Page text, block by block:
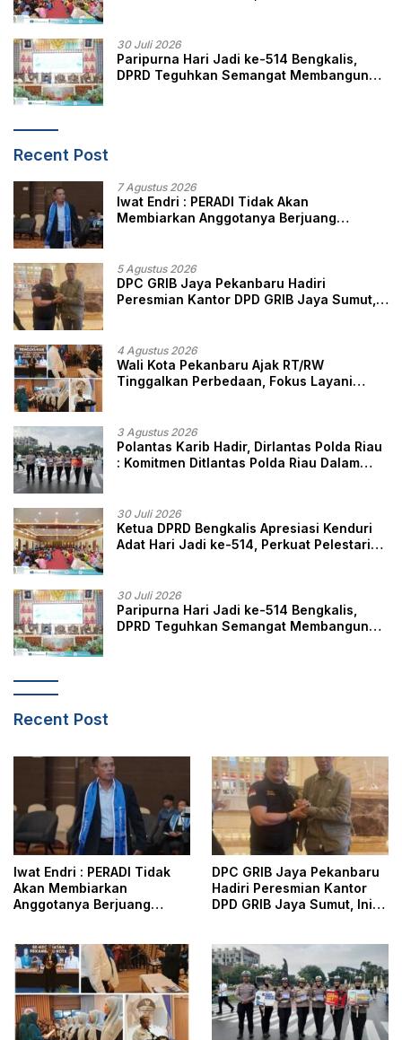
30 Juli 2026
Paripurna Hari Jadi ke-514 Bengkalis,
DPRD Teguhkan Semangat Membangun
Recent Post
7 Agustus 2026
Iwat Endri : PERADI Tidak Akan
Membiarkan Anggotanya Berjuang
5 Agustus 2026
DPC GRIB Jaya Pekanbaru Hadiri
Peresmian Kantor DPD GRIB Jaya Sumut,
4 Agustus 2026
Wali Kota Pekanbaru Ajak RT/RW
Tinggalkan Perbedaan, Fokus Layani
3 Agustus 2026
Polantas Karib Hadir, Dirlantas Polda Riau
: Komitmen Ditlantas Polda Riau Dalam
30 Juli 2026
Ketua DPRD Bengkalis Apresiasi Kenduri
Adat Hari Jadi ke-514, Perkuat Pelestarian
30 Juli 2026
Paripurna Hari Jadi ke-514 Bengkalis,
DPRD Teguhkan Semangat Membangun
Recent Post
Iwat Endri : PERADI Tidak
Akan Membiarkan
Anggotanya Berjuang
Penegak Hukum
DPC GRIB Jaya Pekanbaru
Hadiri Peresmian Kantor
DPD GRIB Jaya Sumut, Ini